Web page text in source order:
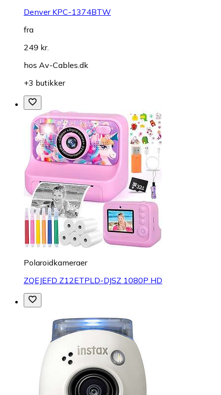
Denver KPC-1374BTW
fra
249 kr.
hos Av-Cables.dk
+3 butikker
Polaroidkameraer
ZQEJEFD Z12ETPLD-DJSZ 1080P HD